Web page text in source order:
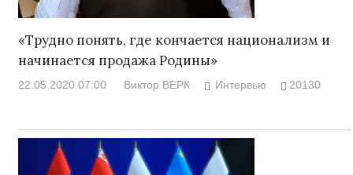
«Трудно понять, где кончается национализм и
начинается продажа Родины»
22.05.2020 07:00 Виктор ВЕРК Интервью 20130